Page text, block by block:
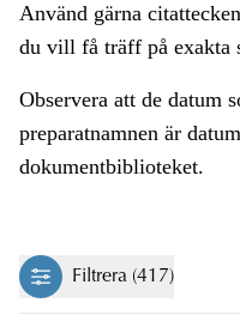
Använd gärna
du vill få träff på exakta
Observera att de datum
preparatnamnen är
dokumentbiblioteket.
Filtrera (417)